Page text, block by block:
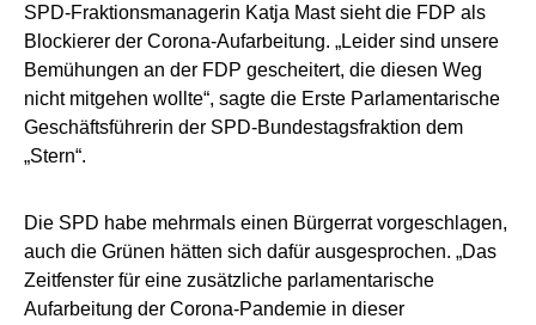
SPD-Fraktionsmanagerin Katja Mast sieht die FDP als
Blockierer der Corona-Aufarbeitung. „Leider sind unsere
Bemühungen an der FDP gescheitert, die diesen Weg
nicht mitgehen wollte“, sagte die Erste Parlamentarische
Geschäftsführerin der SPD-Bundestagsfraktion dem
„Stern“.
Die SPD habe mehrmals einen Bürgerrat vorgeschlagen,
auch die Grünen hätten sich dafür ausgesprochen. „Das
Zeitfenster für eine zusätzliche parlamentarische
Aufarbeitung der Corona-Pandemie in dieser